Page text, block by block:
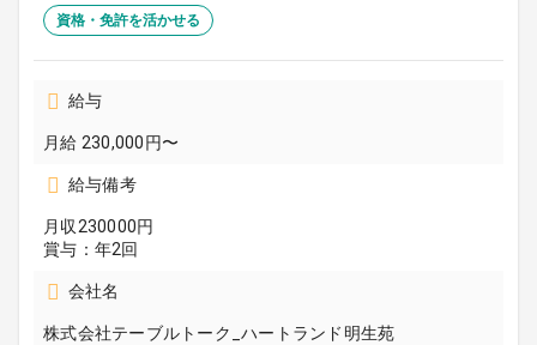
資格・免許を活かせる
給与
月給 230,000円〜
給与備考
月収230000円
賞与：年2回
会社名
株式会社テーブルトーク_ハートランド明生苑